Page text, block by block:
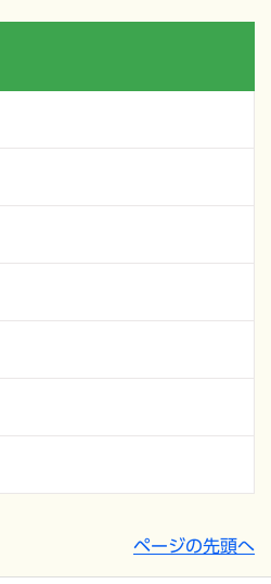
ページの先頭へ